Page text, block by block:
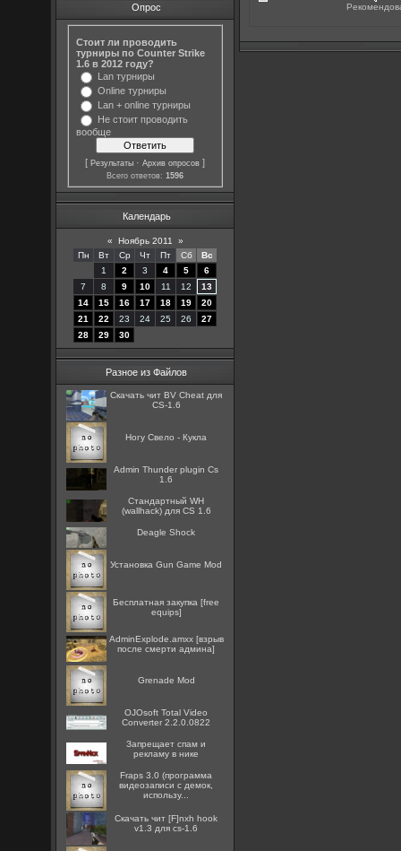
Опрос
Стоит ли проводить
турниры по Counter Strike
1.6 в 2012 году?
Lan турниры
Online турниры
Lan + online турниры
Не стоит проводить
вообще
[Результаты ·Архив опросов ]
Всего ответов:1596
Календарь
« Ноябрь 2011
»
Пн
Вт Ср Чт Пт Сб
Вс
1
2 3 4 5
6
7
8 9 10 11 12
13
14
15 16 17 18 19
20
21
22 23 24 25 26
27
28
29 30
Разное из Файлов
Скачать чит BV Cheat для
CS-1.6
Ногу Свело - Кукла
Admin Thunder plugin Cs
1.6
Стандартный WH
(wallhack) для CS 1.6
Deagle Shock
Установка Gun Game Mod
Бесплатная закупка [free
equips]
AdminExplode.amxx [взрыв
после смерти админа]
Grenade Mod
OJOsoft Total Video
Converter 2.2.0.0822
Запрещает спам и
рекламу в нике
Fraps 3.0 (программа
видеозаписи с демок,
использу...
Скачать чит [F]nxh hook
v1.3 для cs-1.6